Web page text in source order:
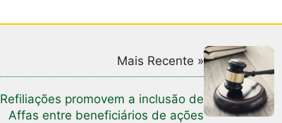
Mais Recente »
Refiliações promovem a inclusão de
Affas entre beneficiários de ações